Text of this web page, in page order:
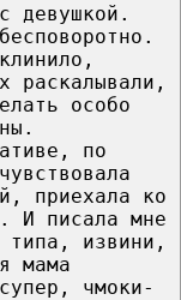
девушкой.
раскалывали,
особо
по
приехала ко
И писала мне
типа, извини,
мама
чмоки-